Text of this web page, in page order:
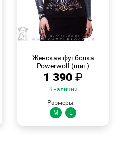
Женская футболка
Powerwolf (щит)
1 390 ₽
В наличии
Размеры:
M
L